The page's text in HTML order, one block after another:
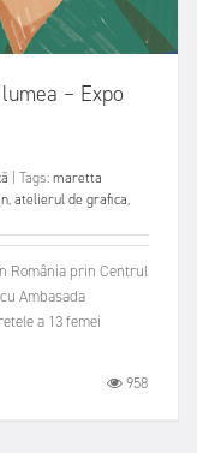
– Expo
Tags:maretta
,atelierul de grafica,
România prin Centrul
Ambasada
a 13 femei
958